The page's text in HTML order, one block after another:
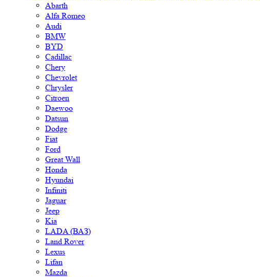
Abarth
Alfa Romeo
Audi
BMW
BYD
Cadillac
Chery
Chevrolet
Chrysler
Citroen
Daewoo
Datsun
Dodge
Fiat
Ford
Great Wall
Honda
Hyundai
Infiniti
Jaguar
Jeep
Kia
LADA (ВАЗ)
Land Rover
Lexus
Lifan
Mazda